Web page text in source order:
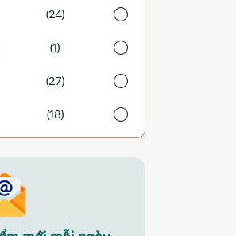
(24)
(1)
(27)
(18)